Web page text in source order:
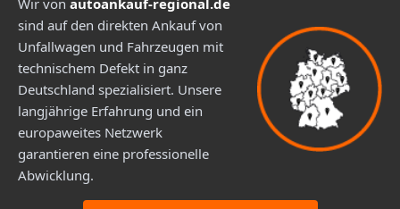
sind auf den direkten Ankauf von
Unfallwagen und Fahrzeugen mit
technischem Defekt in ganz
Deutschland spezialisiert. Unsere
langjährige Erfahrung und ein
europaweites Netzwerk
garantieren eine professionelle
Abwicklung.